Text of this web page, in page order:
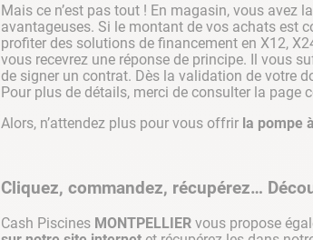
Mais ce n’est pas tout ! En magasin, vous
avantageuses. Si le montant de vos achats est
profiter des solutions de financement en X12,
vous recevrez une réponse de principe. Il vous
de signer un contrat. Dès la validation de votre
Pour plus de détails, merci de consulter la page
Alors, n’attendez plus pour vous offrir la pompe
Cliquez, commandez, récupérez…
Cash Piscines MONTPELLIER vous propose